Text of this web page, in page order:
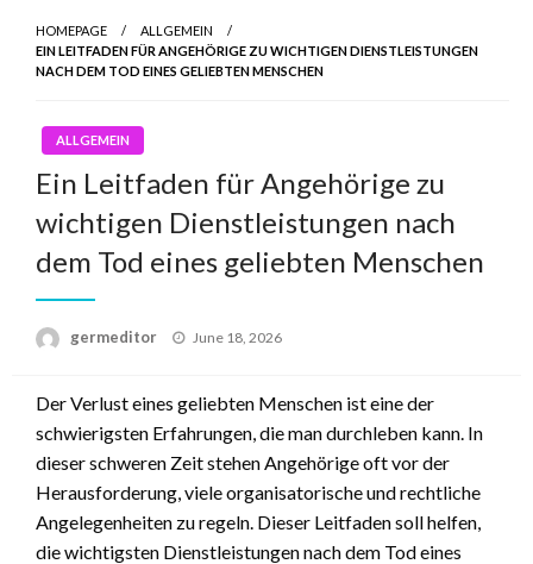
HOMEPAGE
ALLGEMEIN
EIN LEITFADEN FÜR ANGEHÖRIGE ZU WICHTIGEN DIENSTLEISTUNGEN
NACH DEM TOD EINES GELIEBTEN MENSCHEN
ALLGEMEIN
Ein Leitfaden für Angehörige zu
wichtigen Dienstleistungen nach
dem Tod eines geliebten Menschen
germeditor
Posted
June 18, 2026
Der Verlust eines geliebten Menschen ist eine der
schwierigsten Erfahrungen, die man durchleben kann. In
dieser schweren Zeit stehen Angehörige oft vor der
Herausforderung, viele organisatorische und rechtliche
Angelegenheiten zu regeln. Dieser Leitfaden soll helfen,
die wichtigsten Dienstleistungen nach dem Tod eines